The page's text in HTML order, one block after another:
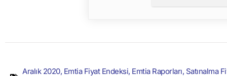
Aralık 2020, Emtia Fiyat Endeksi, Emtia Raporları, Satınalma